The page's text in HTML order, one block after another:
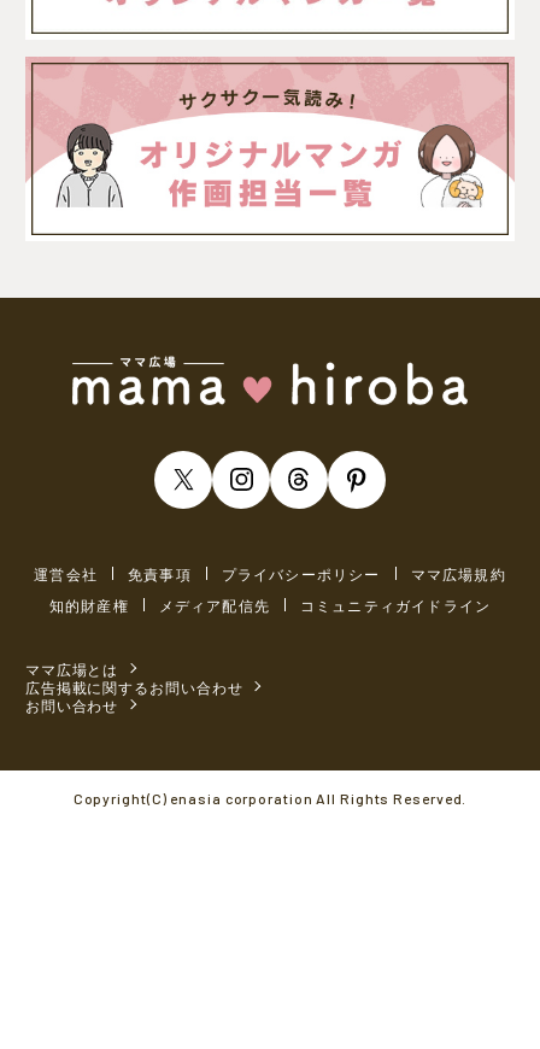
運営会社 免責事項 プライバシーポリシー
ママ広場規約
知的財産権
メディア配信先 コミュニティガイドライン
ママ広場とは
広告掲載に関するお問い合わせ
お問い合わせ
Copyright(C) enasia corporation All Rights Reserved.